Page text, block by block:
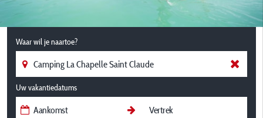
Waar wil je naartoe?
Uw vakantiedatums